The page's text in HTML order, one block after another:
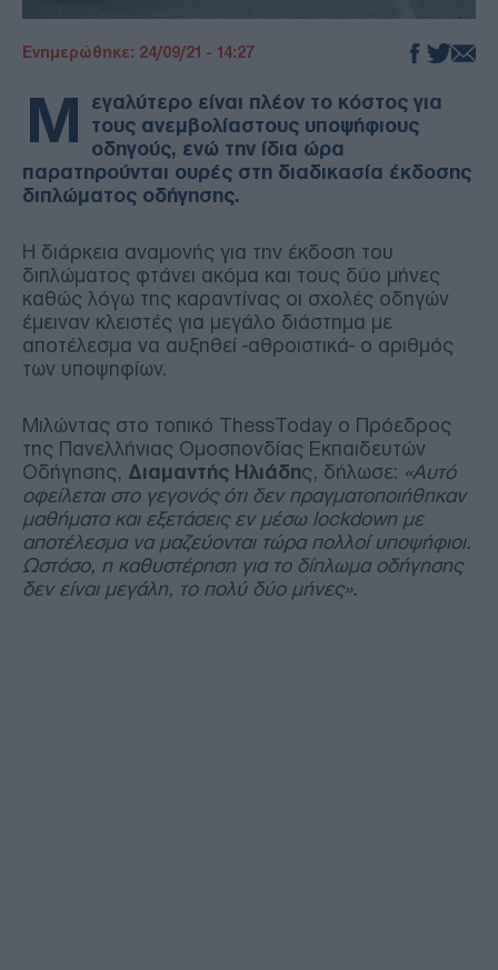
Ενημερώθηκε: 24/09/21 - 14:27
Μ
εγαλύτερο είναι πλέον το κόστος για
τους ανεμβολίαστους υποψήφιους
οδηγούς, ενώ την ίδια ώρα
παρατηρούνται ουρές στη διαδικασία έκδοσης
διπλώματος οδήγησης.
Η διάρκεια αναμονής για την έκδοση του
διπλώματος φτάνει ακόμα και τους δύο μήνες
καθώς λόγω της καραντίνας οι σχολές οδηγών
έμειναν κλειστές για μεγάλο διάστημα με
αποτέλεσμα να αυξηθεί -αθροιστικά- ο αριθμός
των υποψηφίων.
Μιλώντας στο τοπικό ThessToday o Πρόεδρος
της Πανελλήνιας Ομοσπονδίας Εκπαιδευτών
Οδήγησης, Διαμαντής Ηλιάδης, δήλωσε: «Αυτό
οφείλεται στο γεγονός ότι δεν πραγματοποιήθηκαν
μαθήματα και εξετάσεις εν μέσω lockdown με
αποτέλεσμα να μαζεύονται τώρα πολλοί υποψήφιοι.
Ωστόσο, η καθυστέρηση για το δίπλωμα οδήγησης
δεν είναι μεγάλη, το πολύ δύο μήνες».